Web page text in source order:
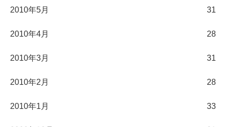
2010年5月 31
2010年4月 28
2010年3月 31
2010年2月 28
2010年1月 33